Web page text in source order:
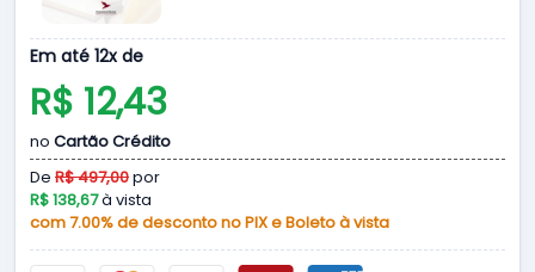
Em até 12x de
R$ 12,43
no Cartão Crédito
De R$ 497,00por
R$ 138,67à vista
com 7.00% de desconto no PIX e Boleto à vista